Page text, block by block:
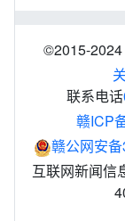
©2015-2024
联系电话
赣ICP
赣公网安
互联网新闻信